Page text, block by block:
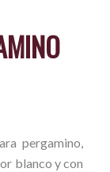
pergamino,
blanco y con